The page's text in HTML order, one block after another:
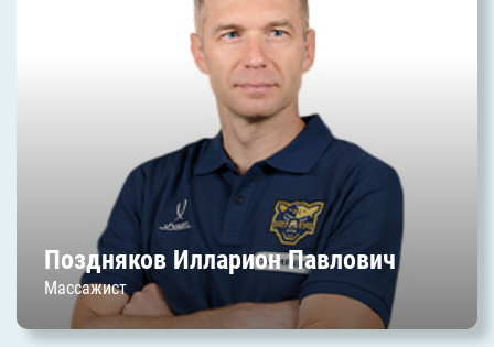
Поздняков Илларион Павлович
Массажист
Дата начала работы в клубе: июль 2023 г.